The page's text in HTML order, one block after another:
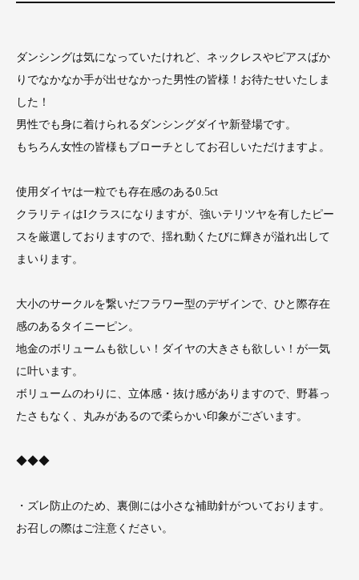
ダンシングは気になっていたけれど、ネックレスやピアスばか
りでなかなか手が出せなかった男性の皆様！お待たせいたしま
した！
男性でも身に着けられるダンシングダイヤ新登場です。
もちろん女性の皆様もブローチとしてお召しいただけますよ。
使用ダイヤは一粒でも存在感のある0.5ct
クラリティはIクラスになりますが、強いテリツヤを有したピー
スを厳選しておりますので、揺れ動くたびに輝きが溢れ出して
まいります。
大小のサークルを繋いだフラワー型のデザインで、ひと際存在
感のあるタイニーピン。
地金のボリュームも欲しい！ダイヤの大きさも欲しい！が一気
に叶います。
ボリュームのわりに、立体感・抜け感がありますので、野暮っ
たさもなく、丸みがあるので柔らかい印象がございます。
◆◆◆
・ズレ防止のため、裏側には小さな補助針がついております。
お召しの際はご注意ください。